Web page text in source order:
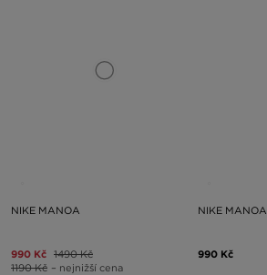
NIKE MANOA
990 Kč 1490 Kč
1190 Kč – nejnižší cena
NIKE MANOA
990 Kč